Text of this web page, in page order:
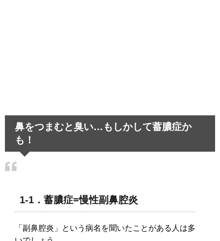
鼻をつまむと臭い…もしかして蓄膿症か
も！
1-1．蓄膿症=慢性副鼻腔炎
「副鼻腔炎」という病名を聞いたことがある人は多